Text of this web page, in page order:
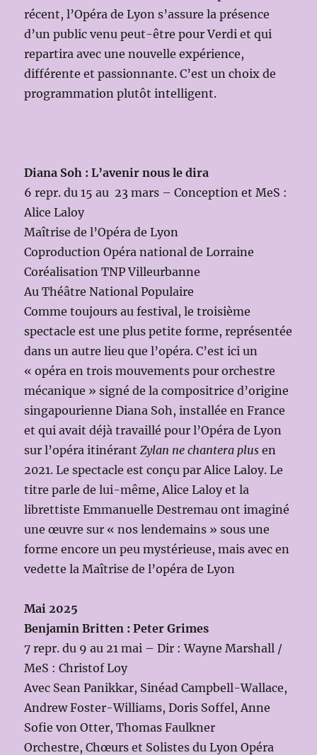
récent, l’Opéra de Lyon s’assure la présence
d’un public venu peut-être pour Verdi et qui
repartira avec une nouvelle expérience,
différente et passionnante. C’est un choix de
programmation plutôt intelligent.
Diana Soh : L’avenir nous le dira
6 repr. du 15 au 23 mars – Conception et MeS :
Alice Laloy
Maîtrise de l’Opéra de Lyon
Coproduction Opéra national de Lorraine
Coréalisation TNP Villeurbanne
Au Théâtre National Populaire
Comme toujours au festival, le troisième
spectacle est une plus petite forme, représentée
dans un autre lieu que l’opéra. C’est ici un
« opéra en trois mouvements pour orchestre
mécanique » signé de la compositrice d’origine
singapourienne Diana Soh, installée en France
et qui avait déjà travaillé pour l’Opéra de Lyon
sur l’opéra itinérantZylan ne chantera plus en
2021. Le spectacle est conçu par Alice Laloy. Le
titre parle de lui-même, Alice Laloy et la
librettiste Emmanuelle Destremau ont imaginé
une œuvre sur « nos lendemains » sous une
forme encore un peu mystérieuse, mais avec en
vedette la Maîtrise de l’opéra de Lyon
Mai 2025
Benjamin Britten : Peter Grimes
7 repr. du 9 au 21 mai – Dir : Wayne Marshall /
MeS : Christof Loy
Avec Sean Panikkar, Sinéad Campbell-Wallace,
Andrew Foster-Williams, Doris Soffel, Anne
Sofie von Otter, Thomas Faulkner
Orchestre, Chœurs et Solistes du Lyon Opéra